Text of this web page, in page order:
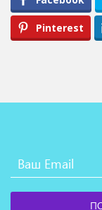
Pinterest